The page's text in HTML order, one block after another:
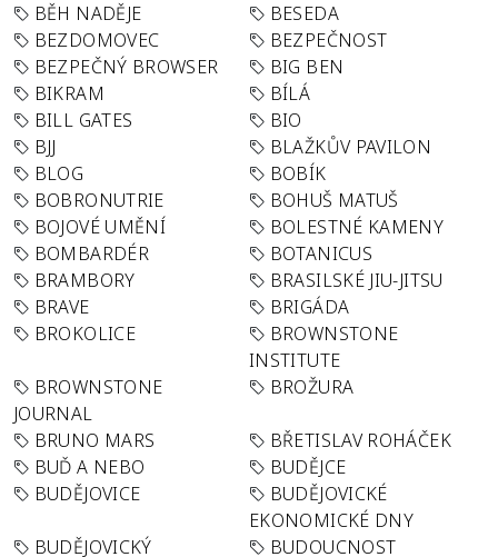
BĚH NADĚJE
BESEDA
BEZDOMOVEC
BEZPEČNOST
BEZPEČNÝ BROWSER
BIG BEN
BIKRAM
BÍLÁ
BILL GATES
BIO
BJJ
BLAŽKŮV PAVILON
BLOG
BOBÍK
BOBRONUTRIE
BOHUŠ MATUŠ
BOJOVÉ UMĚNÍ
BOLESTNÉ KAMENY
BOMBARDÉR
BOTANICUS
BRAMBORY
BRASILSKÉ JIU-JITSU
BRAVE
BRIGÁDA
BROKOLICE
BROWNSTONE
INSTITUTE
BROWNSTONE
JOURNAL
BROŽURA
BRUNO MARS
BŘETISLAV ROHÁČEK
BUĎ A NEBO
BUDĚJCE
BUDĚJOVICE
BUDĚJOVICKÉ
EKONOMICKÉ DNY
BUDĚJOVICKÝ
BUDOUCNOST